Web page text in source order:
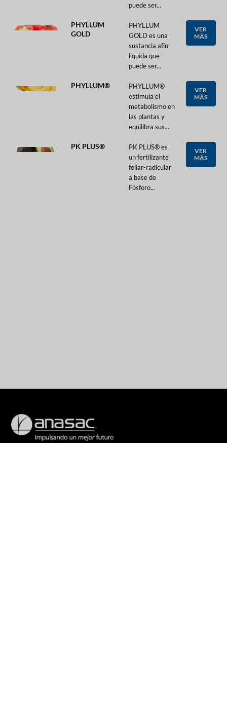
puede ser...
PHYLLUM
GOLD
PHYLLUM
GOLD es una
sustancia afín
liquida que
puede ser...
VER
MÁS
PHYLLUM®
PHYLLUM®
estimula el
metabolismo en
las plantas y
equilibra sus...
VER
MÁS
PK PLUS®
PK PLUS® es
un fertilizante
foliar-radicular
a base de
Fósforo...
VER
MÁS